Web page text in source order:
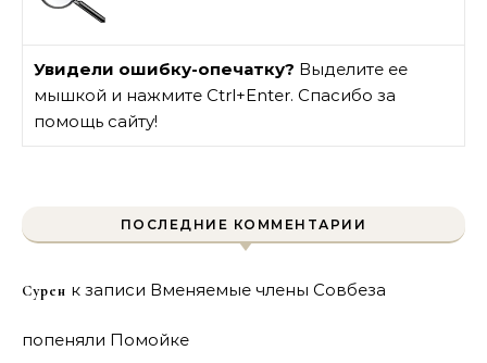
Увидели ошибку-опечатку? Выделите ее
мышкой и нажмите Ctrl+Enter. Спасибо за
помощь сайту!
ПОСЛЕДНИЕ КОММЕНТАРИИ
Сурен к записи Вменяемые члены Совбеза
попеняли Помойке